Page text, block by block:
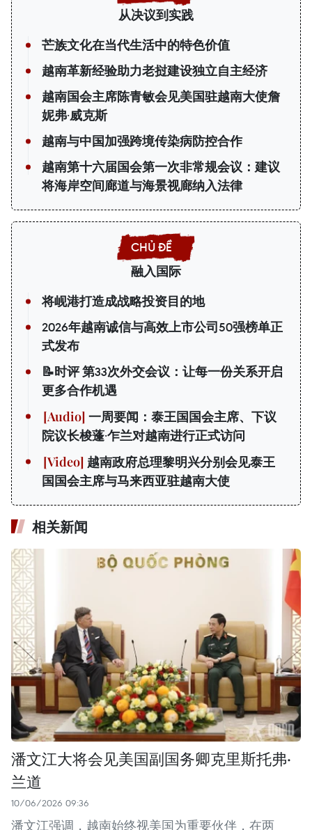
从决议到实践
芒族文化在当代生活中的特色价值
越南革新经验助力老挝建设独立自主经济
越南国会主席陈青敏会见美国驻越南大使詹
妮弗·威克斯
越南与中国加强跨境传染病防控合作
越南第十六届国会第一次非常规会议：建议
将海岸空间廊道与海景视廊纳入法律
融入国际
将岘港打造成战略投资目的地
2026年越南诚信与高效上市公司50强榜单正
式发布
📝时评 第33次外交会议：让每一份关系开启
更多合作机遇
一周要闻：泰王国国会主席、下议
院议长梭蓬·乍兰对越南进行正式访问
越南政府总理黎明兴分别会见泰王
国国会主席与马来西亚驻越南大使
相关新闻
潘文江大将会见美国副国务卿克里斯托弗·
兰道
10/06/2026 09:36
潘文江强调，越南始终视美国为重要伙伴，在两